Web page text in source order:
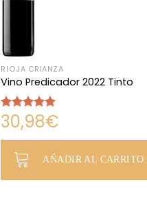
RIOJA CRIANZA
Vino Predicador 2022 Tinto
Valorado
con4.84
de 5
30,98€
AÑADIR AL CARRITO